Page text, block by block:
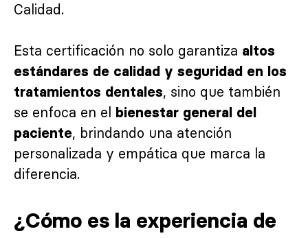
Calidad.
Esta certificación no solo garantiza altos
estándares de calidad y seguridad en los
tratamientos dentales, sino que también
se enfoca en el bienestar general del
paciente, brindando una atención
personalizada y empática que marca la
diferencia.
¿Cómo es la experiencia de